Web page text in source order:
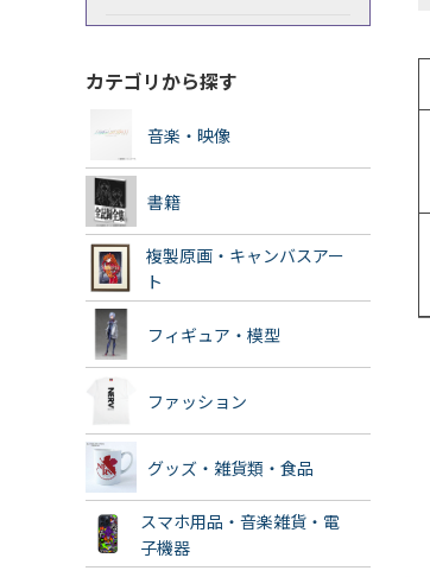
カテゴリから探す
音楽・映像
書籍
複製原画・キャンバスアー
ト
フィギュア・模型
ファッション
グッズ・雑貨類・食品
スマホ用品・音楽雑貨・電
子機器